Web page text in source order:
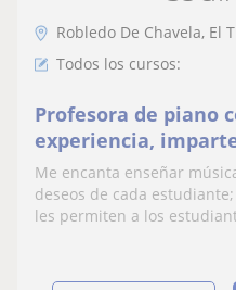
Robledo De Chavela, El
Todos los cursos:
Profesora de piano
experiencia,
edades y niveles de
online
Me encanta enseñar
deseos de cada
les permiten a los